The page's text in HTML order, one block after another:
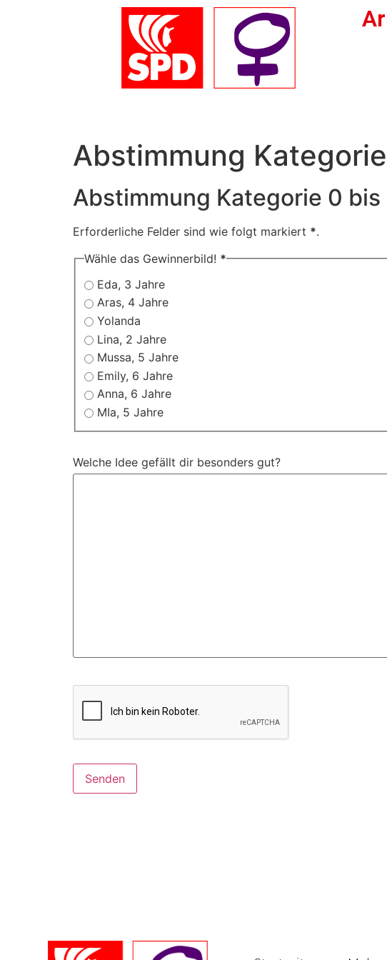
Abstimmung
Abstimmung Kategorie 0 bis
Erforderliche Felder sind wie folgt markiert *.
Wähle das Gewinnerbild! *
Eda, 3 Jahre
Aras, 4 Jahre
Yolanda
Lina, 2 Jahre
Mussa, 5 Jahre
Emily, 6 Jahre
Anna, 6 Jahre
MIa, 5 Jahre
Welche Idee gefällt dir besonders gut?
Senden